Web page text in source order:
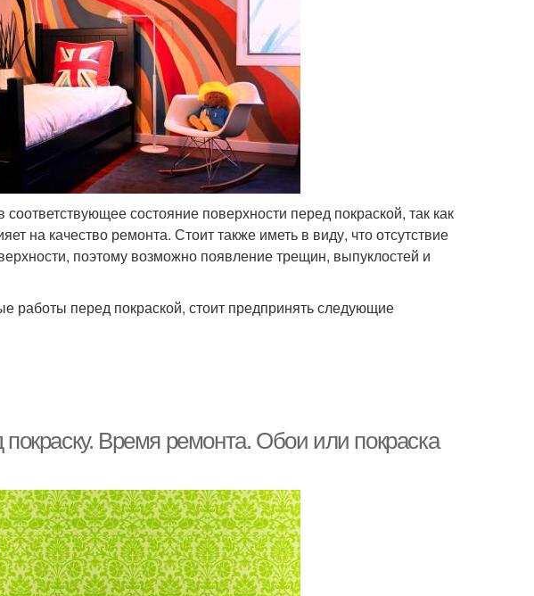
состояние поверхности перед покраской, так как
на качество ремонта. Стоит также иметь в виду, что отсутствие
поэтому возможно появление трещин, выпуклостей и
работы перед покраской, стоит предпринять следующие
Время ремонта. Обои или покраска